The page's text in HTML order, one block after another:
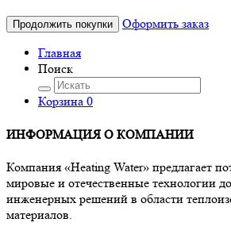
Продолжить покупки
Оформить заказ
Главная
Поиск
Корзина 0
ИНФОРМАЦИЯ О КОМПАНИИ
Компания «Heating Water» предлагает
мировые и отечественные технологии
инженерных решений в области
материалов.